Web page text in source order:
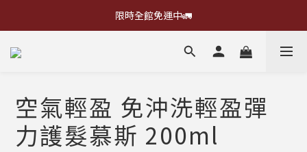
限時全館免運中🚛
空氣輕盈 免沖洗輕盈彈
力護髮慕斯 200ml